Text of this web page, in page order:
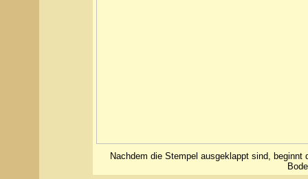
Nachdem die Stempel ausgeklappt sind,